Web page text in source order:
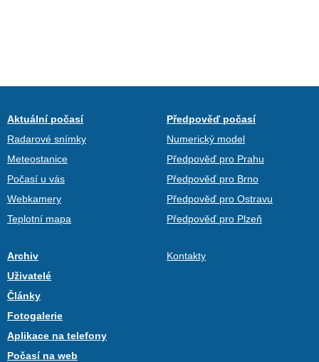
Aktuální počasí
Radarové snímky
Meteostanice
Počasí u vás
Webkamery
Teplotní mapa
Předpověď počasí
Numerický model
Předpověď pro Prahu
Předpověď pro Brno
Předpověď pro Ostravu
Předpověď pro Plzeň
Archiv
Uživatelé
Články
Fotogalerie
Aplikace na telefony
Počasí na web
Kontakty